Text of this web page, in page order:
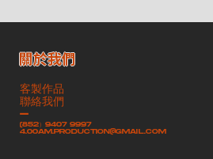
客製作品
聯絡我們
-
(852）9407 9997
4.00am.production@gmail.com
​關於我們